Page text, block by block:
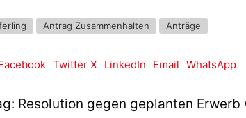
Antrag Zusammenhalten Anträge
Twitter X LinkedIn Email WhatsApp